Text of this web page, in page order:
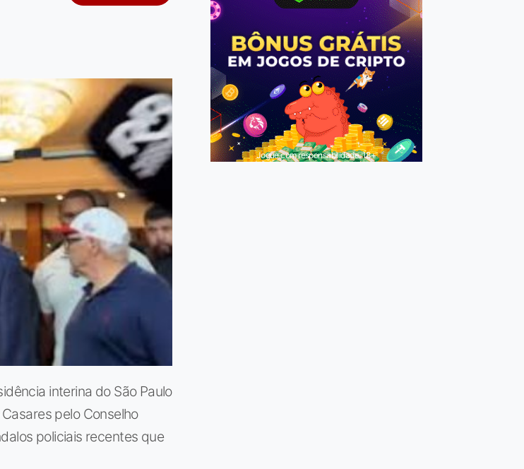
interina do São Paulo
pelo Conselho
policiais recentes que
Jogue com responsabilidade. 18+